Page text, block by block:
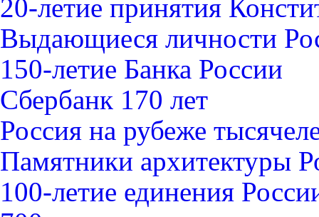
20-летие принятия
Выдающиеся личности
150-летие Банка России
Сбербанк 170 лет
Россия на рубеже
Памятники архитектуры
100-летие единения